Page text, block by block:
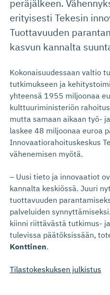
peräjälkeen.
erityisesti Tekesin
Tuottavuuden
kasvun kannalta
Kokonaisuudessaan valtio
tutkimukseen ja
yhteensä 1955 miljoonaa
kulttuuriministeriön
mutta samaan aikaan työ-
laskee 48 miljoonaa euroa
Innovaatiorahoituskeskus
vähenemisen myötä.
– Uusi tieto ja innovaatiot
kannalta keskiössä. Juuri
tuottavuuden
palveluiden
kiinni riittävästä tutkimus-
tulevissa päätöksissään,
Konttinen.
Tilastokeskuksen julkistus